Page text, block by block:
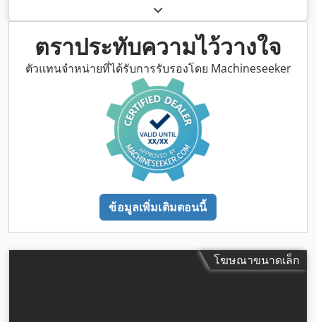
ตราประทับความไว้วางใจ
ตัวแทนจำหน่ายที่ได้รับการรับรองโดย Machineseeker
ข้อมูลเพิ่มเติมตอนนี้
โฆษณาขนาดเล็ก